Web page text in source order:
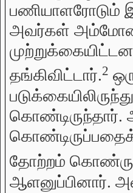
பணியாளரோடும்
அவர்கள்
தங்கிவிட்டார்.2
கொண்டிருந்தார்.
தோற்றம்
ஆளனுப்பினார்.